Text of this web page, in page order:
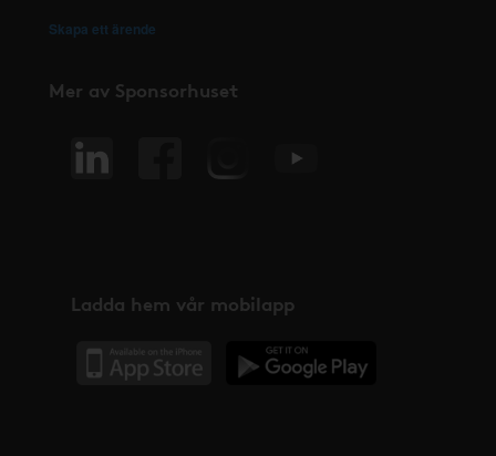
Skapa ett ärende
Mer av Sponsorhuset
Ladda hem vår mobilapp